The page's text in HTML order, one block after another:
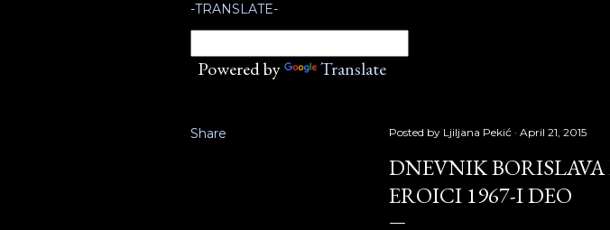
-TRANSLATE-
Powered by Translate
Share Posted by Ljiljana Pekić April 21, 2015
DNEVNIK
EROICI 1967-I DEO